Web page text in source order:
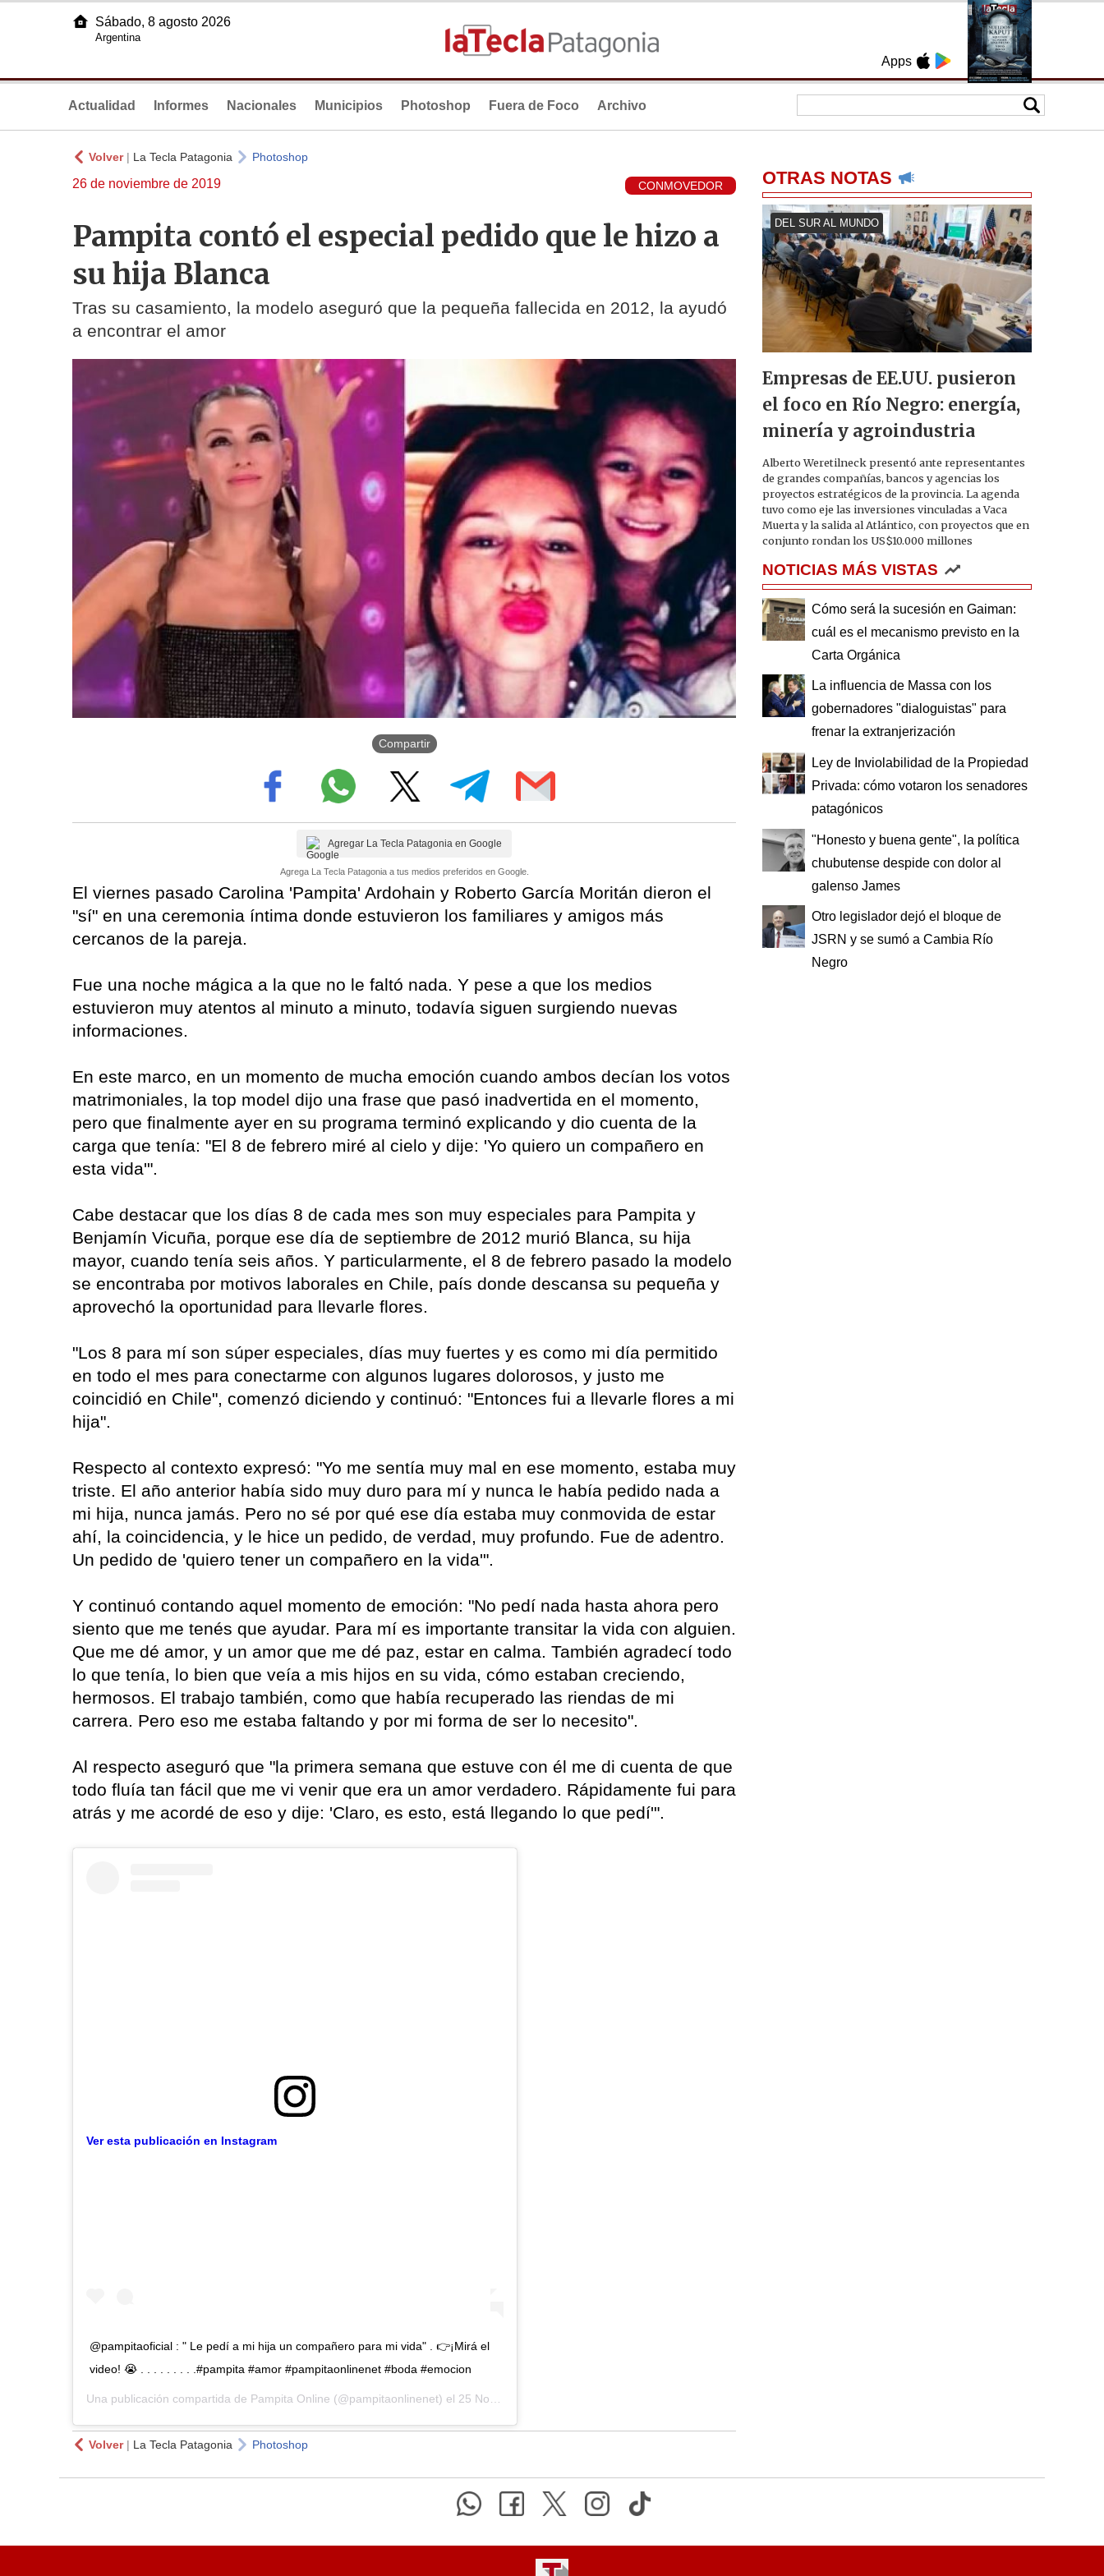
Apps
Sábado, 8 agosto 2026
Argentina
Actualidad Informes Nacionales Municipios Photoshop Fuera de Foco Archivo
Volver| La Tecla Patagonia Photoshop
26 de noviembre de 2019 CONMOVEDOR
Pampita contó el especial pedido que le hizo a
su hija Blanca
Tras su casamiento, la modelo aseguró que la pequeña fallecida en 2012, la ayudó
a encontrar el amor
Compartir
Agregar La Tecla Patagonia en Google
Agrega La Tecla Patagonia a tus medios preferidos en Google.
El viernes pasado Carolina 'Pampita' Ardohain y Roberto García Moritán dieron el
"sí" en una ceremonia íntima donde estuvieron los familiares y amigos más
cercanos de la pareja.
Fue una noche mágica a la que no le faltó nada. Y pese a que los medios
estuvieron muy atentos al minuto a minuto, todavía siguen surgiendo nuevas
informaciones.
En este marco, en un momento de mucha emoción cuando ambos decían los votos
matrimoniales, la top model dijo una frase que pasó inadvertida en el momento,
pero que finalmente ayer en su programa terminó explicando y dio cuenta de la
carga que tenía: "El 8 de febrero miré al cielo y dije: 'Yo quiero un compañero en
esta vida'".
Cabe destacar que los días 8 de cada mes son muy especiales para Pampita y
Benjamín Vicuña, porque ese día de septiembre de 2012 murió Blanca, su hija
mayor, cuando tenía seis años. Y particularmente, el 8 de febrero pasado la modelo
se encontraba por motivos laborales en Chile, país donde descansa su pequeña y
aprovechó la oportunidad para llevarle flores.
"Los 8 para mí son súper especiales, días muy fuertes y es como mi día permitido
en todo el mes para conectarme con algunos lugares dolorosos, y justo me
coincidió en Chile", comenzó diciendo y continuó: "Entonces fui a llevarle flores a mi
hija".
Respecto al contexto expresó: "Yo me sentía muy mal en ese momento, estaba muy
triste. El año anterior había sido muy duro para mí y nunca le había pedido nada a
mi hija, nunca jamás. Pero no sé por qué ese día estaba muy conmovida de estar
ahí, la coincidencia, y le hice un pedido, de verdad, muy profundo. Fue de adentro.
Un pedido de 'quiero tener un compañero en la vida'".
Y continuó contando aquel momento de emoción: "No pedí nada hasta ahora pero
siento que me tenés que ayudar. Para mí es importante transitar la vida con alguien.
Que me dé amor, y un amor que me dé paz, estar en calma. También agradecí todo
lo que tenía, lo bien que veía a mis hijos en su vida, cómo estaban creciendo,
hermosos. El trabajo también, como que había recuperado las riendas de mi
carrera. Pero eso me estaba faltando y por mi forma de ser lo necesito".
Al respecto aseguró que "la primera semana que estuve con él me di cuenta de que
todo fluía tan fácil que me vi venir que era un amor verdadero. Rápidamente fui para
atrás y me acordé de eso y dije: 'Claro, es esto, está llegando lo que pedí'".
Ver esta publicación en Instagram
@pampitaoficial : " Le pedí a mi hija un compañero para mi vida" . 👉¡Mirá el
video! 😭 . . . . . . . . .#pampita #amor #pampitaonlinenet #boda #emocion
Una publicación compartida de Pampita Online (@pampitaonlinenet) el 25 Nov, 2019 a las 3:06 PST
Volver| La Tecla Patagonia Photoshop
OTRAS NOTAS
DEL SUR AL MUNDO
Empresas de EE.UU. pusieron
el foco en Río Negro: energía,
minería y agroindustria
Alberto Weretilneck presentó ante representantes
de grandes compañías, bancos y agencias los
proyectos estratégicos de la provincia. La agenda
tuvo como eje las inversiones vinculadas a Vaca
Muerta y la salida al Atlántico, con proyectos que en
conjunto rondan los US$10.000 millones
NOTICIAS MÁS VISTAS
Cómo será la sucesión en Gaiman:
cuál es el mecanismo previsto en la
Carta Orgánica
La influencia de Massa con los
gobernadores "dialoguistas" para
frenar la extranjerización
Ley de Inviolabilidad de la Propiedad
Privada: cómo votaron los senadores
patagónicos
"Honesto y buena gente", la política
chubutense despide con dolor al
galenso James
Otro legislador dejó el bloque de
JSRN y se sumó a Cambia Río
Negro